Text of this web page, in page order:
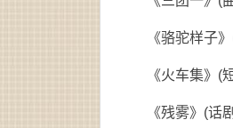
《骆驼样子
《火车集》(
《残雾》(话